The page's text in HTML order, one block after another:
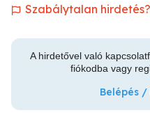
Szabálytalan hirdetés?
A hirdetővel való
fiókodba vagy
Belépés